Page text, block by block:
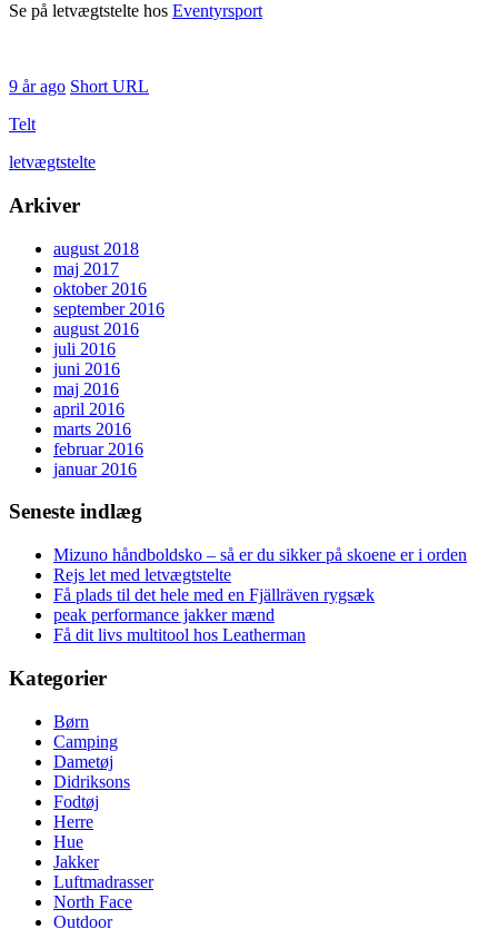
Se på letvægtstelte hos Eventyrsport
9 år ago Short URL
Telt
letvægtstelte
Arkiver
august 2018
maj 2017
oktober 2016
september 2016
august 2016
juli 2016
juni 2016
maj 2016
april 2016
marts 2016
februar 2016
januar 2016
Seneste indlæg
Mizuno håndboldsko – så er du sikker på skoene er i orden
Rejs let med letvægtstelte
Få plads til det hele med en Fjällräven rygsæk
peak performance jakker mænd
Få dit livs multitool hos Leatherman
Kategorier
Børn
Camping
Dametøj
Didriksons
Fodtøj
Herre
Hue
Jakker
Luftmadrasser
North Face
Outdoor